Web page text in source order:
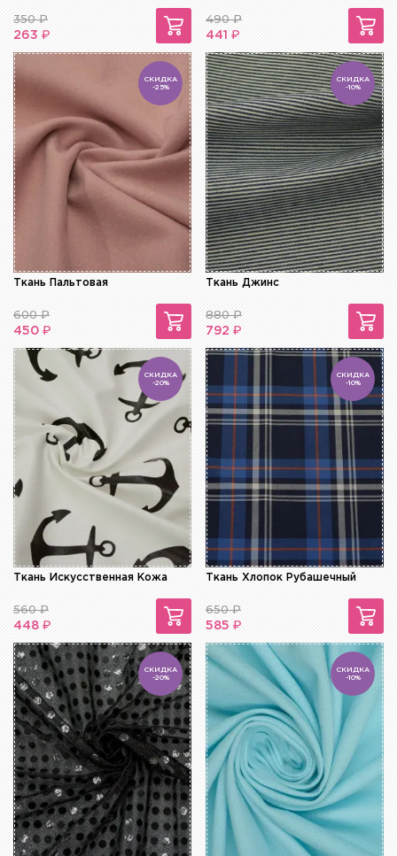
350₽
263 ₽
490₽
441 ₽
СКИДКА
-25%
Ткань Пальтовая
600₽
450 ₽
СКИДКА
-10%
Ткань Джинс
880₽
792 ₽
СКИДКА
-20%
Ткань Искусственная Кожа
560₽
448 ₽
СКИДКА
-10%
Ткань Хлопок Рубашечный
650₽
585 ₽
СКИДКА
-20%
СКИДКА
-10%